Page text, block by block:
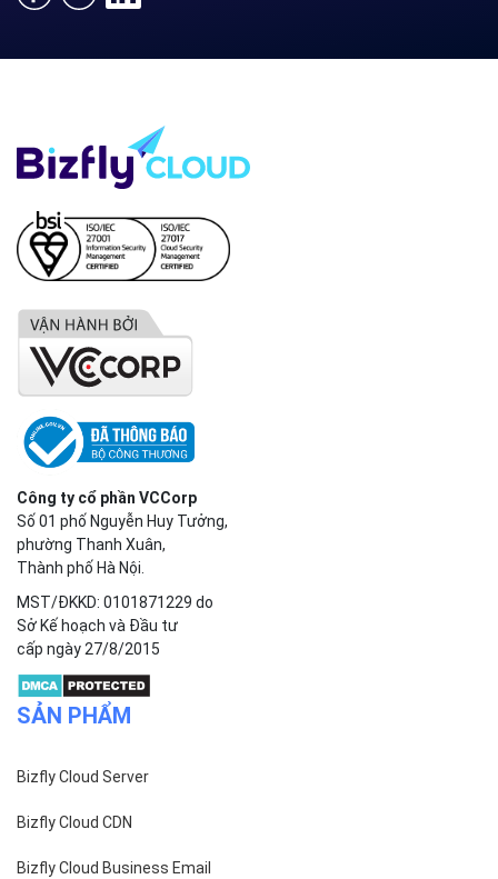
Công ty cổ phần VCCorp
Số 01 phố Nguyễn Huy Tưởng,
phường Thanh Xuân,
Thành phố Hà Nội.
MST/ĐKKD: 0101871229 do
Sở Kế hoạch và Đầu tư
cấp ngày 27/8/2015
SẢN PHẨM
Bizfly Cloud Server
Bizfly Cloud CDN
Bizfly Cloud Business Email